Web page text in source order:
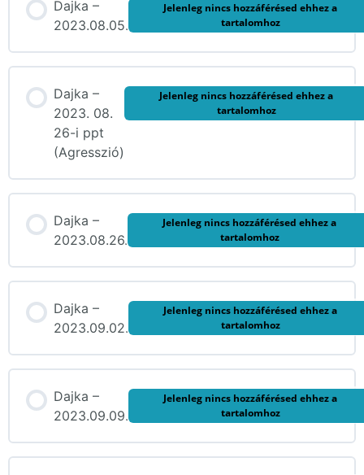
Dajka –
2023.08.05.
Jelenleg nincs hozzáférésed ehhez a
tartalomhoz
Dajka –
2023. 08.
26-i ppt
(Agresszió)
Jelenleg nincs hozzáférésed ehhez a
tartalomhoz
Dajka –
2023.08.26.
Jelenleg nincs hozzáférésed ehhez a
tartalomhoz
Dajka –
2023.09.02.
Jelenleg nincs hozzáférésed ehhez a
tartalomhoz
Dajka –
2023.09.09.
Jelenleg nincs hozzáférésed ehhez a
tartalomhoz